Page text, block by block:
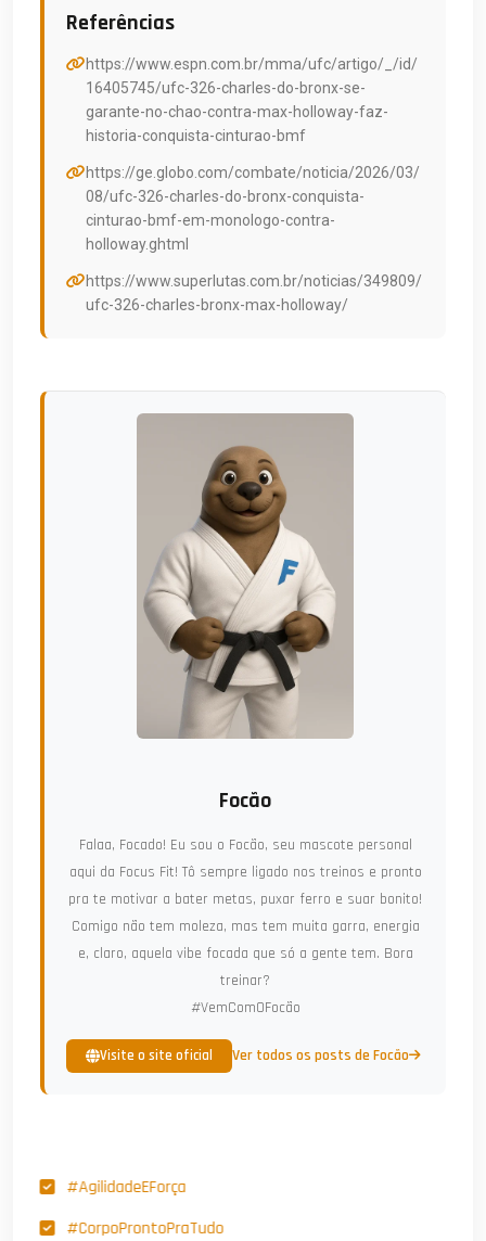
Referências
https://www.espn.com.br/mma/ufc/artigo/_/id/
16405745/ufc-326-charles-do-bronx-se-
garante-no-chao-contra-max-holloway-faz-
historia-conquista-cinturao-bmf
https://ge.globo.com/combate/noticia/2026/03/
08/ufc-326-charles-do-bronx-conquista-
cinturao-bmf-em-monologo-contra-
holloway.ghtml
https://www.superlutas.com.br/noticias/349809/
ufc-326-charles-bronx-max-holloway/
Focão
Falaa, Focado! Eu sou o Focão, seu mascote personal
aqui da Focus Fit! Tô sempre ligado nos treinos e pronto
pra te motivar a bater metas, puxar ferro e suar bonito!
Comigo não tem moleza, mas tem muita garra, energia
e, claro, aquela vibe focada que só a gente tem. Bora
treinar?
#VemComOFocão
Visite o site oficial Ver todos os posts de Focão
#AgilidadeEForça
#CorpoProntoPraTudo